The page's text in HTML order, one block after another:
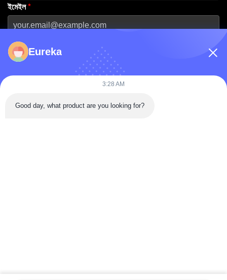
ইমেইল*
ফোন নম্বর
কোম্পানির নাম
Eureka
3:28 AM
Good day, what product are you looking for?